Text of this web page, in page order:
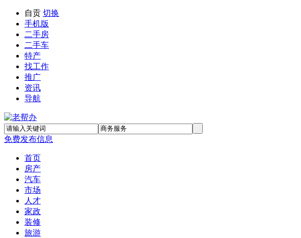
自贡 切换
手机版
二手房
二手车
特产
找工作
推广
资讯
导航
免费发布信息
首页
房产
汽车
市场
人才
家政
装修
旅游